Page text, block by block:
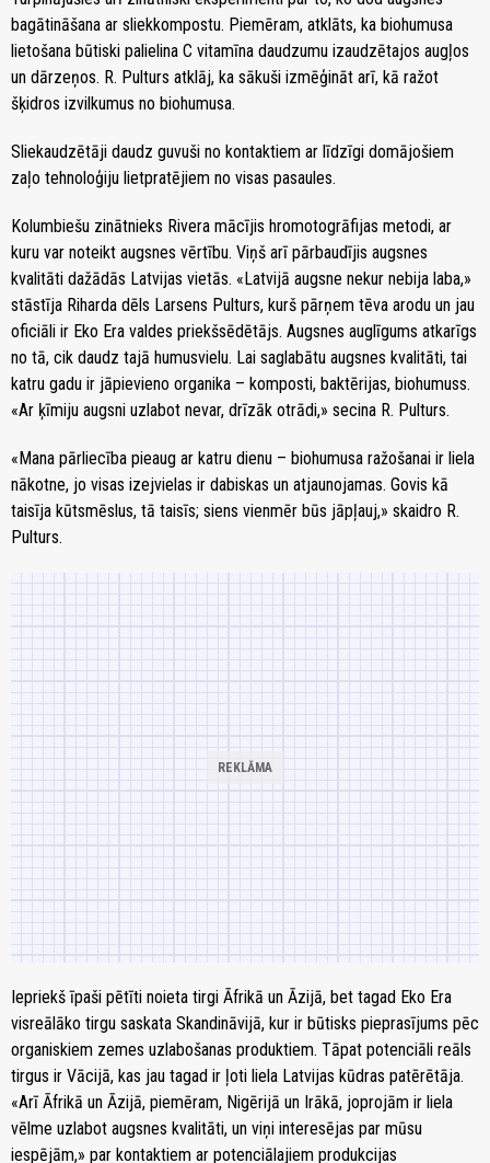
bagātināšana ar sliekkompostu. Piemēram, atklāts, ka biohumusa
lietošana būtiski palielina C vitamīna daudzumu izaudzētajos augļos
un dārzeņos. R. Pulturs atklāj, ka sākuši izmēģināt arī, kā ražot
šķidros izvilkumus no biohumusa.
Sliekaudzētāji daudz guvuši no kontaktiem ar līdzīgi domājošiem
zaļo tehnoloģiju lietpratējiem no visas pasaules.
Kolumbiešu zinātnieks Rivera mācījis hromotogrāfijas metodi, ar
kuru var noteikt augsnes vērtību. Viņš arī pārbaudījis augsnes
kvalitāti dažādās Latvijas vietās. «Latvijā augsne nekur nebija laba,»
stāstīja Riharda dēls Larsens Pulturs, kurš pārņem tēva arodu un jau
oficiāli ir Eko Era valdes priekšsēdētājs. Augsnes auglīgums atkarīgs
no tā, cik daudz tajā humusvielu. Lai saglabātu augsnes kvalitāti, tai
katru gadu ir jāpievieno organika – komposti, baktērijas, biohumuss.
«Ar ķīmiju augsni uzlabot nevar, drīzāk otrādi,» secina R. Pulturs.
«Mana pārliecība pieaug ar katru dienu – biohumusa ražošanai ir liela
nākotne, jo visas izejvielas ir dabiskas un atjaunojamas. Govis kā
taisīja kūtsmēslus, tā taisīs; siens vienmēr būs jāpļauj,» skaidro R.
Pulturs.
Iepriekš īpaši pētīti noieta tirgi Āfrikā un Āzijā, bet tagad Eko Era
visreālāko tirgu saskata Skandināvijā, kur ir būtisks pieprasījums pēc
organiskiem zemes uzlabošanas produktiem. Tāpat potenciāli reāls
tirgus ir Vācijā, kas jau tagad ir ļoti liela Latvijas kūdras patērētāja.
«Arī Āfrikā un Āzijā, piemēram, Nigērijā un Irākā, joprojām ir liela
vēlme uzlabot augsnes kvalitāti, un viņi interesējas par mūsu
iespējām,» par kontaktiem ar potenciālajiem produkcijas